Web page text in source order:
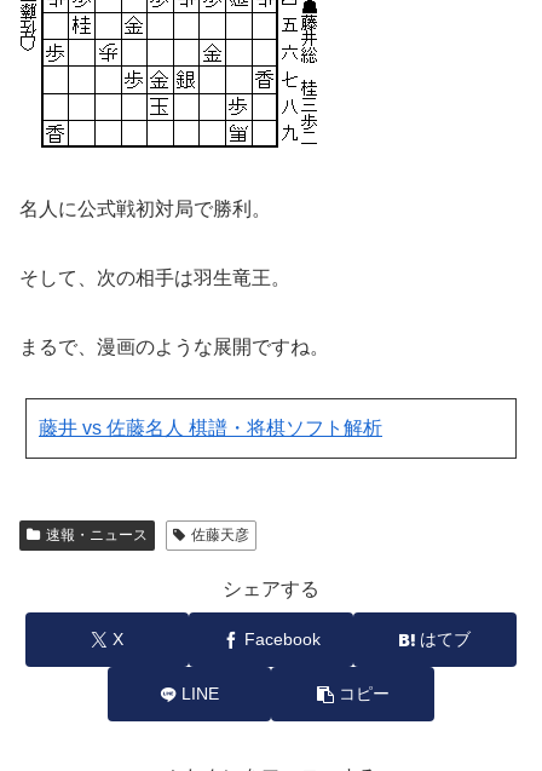
名人に公式戦初対局で勝利。
そして、次の相手は羽生竜王。
まるで、漫画のような展開ですね。
藤井 vs 佐藤名人 棋譜・将棋ソフト解析
速報・ニュース 佐藤天彦
シェアする
X Facebook はてブ
LINE コピー